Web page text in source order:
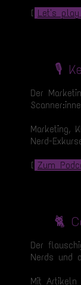
[ Let's play
🎙️
Der
Marketing,
Nerd-
[ Zum
🐈
Der
Nerds und
Mit Artikeln